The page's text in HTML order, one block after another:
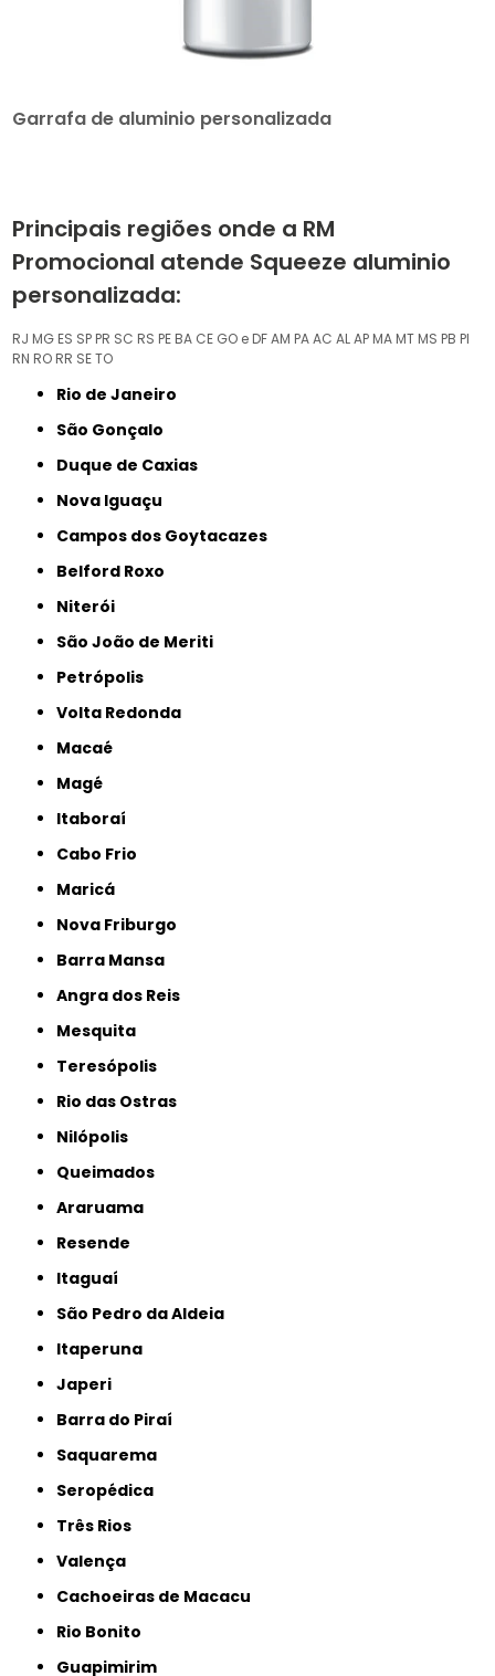
Garrafa de aluminio personalizada
Principais regiões onde a RM
Promocional atende Squeeze aluminio
personalizada:
RJ MG ES SP PR SC RS PE BA CE GO e DFAM PAAC ALAP MA MT MS PB PI
RN RO RR SETO
Rio de Janeiro
São Gonçalo
Duque de Caxias
Nova Iguaçu
Campos dos Goytacazes
Belford Roxo
Niterói
São João de Meriti
Petrópolis
Volta Redonda
Macaé
Magé
Itaboraí
Cabo Frio
Maricá
Nova Friburgo
Barra Mansa
Angra dos Reis
Mesquita
Teresópolis
Rio das Ostras
Nilópolis
Queimados
Araruama
Resende
Itaguaí
São Pedro da Aldeia
Itaperuna
Japeri
Barra do Piraí
Saquarema
Seropédica
Três Rios
Valença
Cachoeiras de Macacu
Rio Bonito
Guapimirim